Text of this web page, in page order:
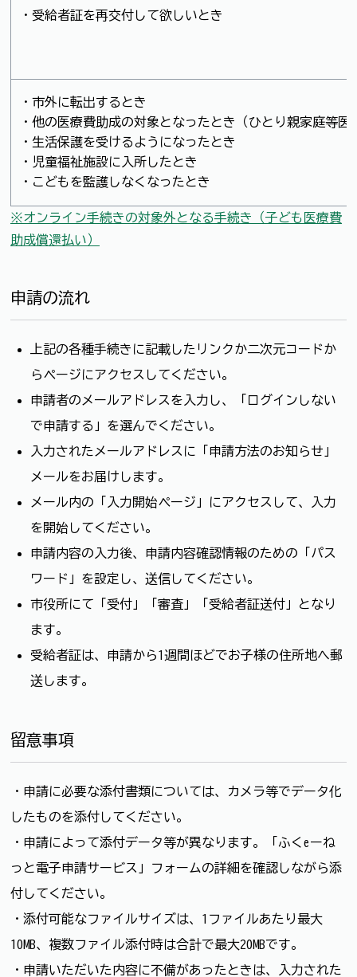
・受給者証を再交付して欲しいとき
・市外に転出するとき
・他の医療費助成の対象となったとき（ひとり親家庭等医
・生活保護を受けるようになったとき
・児童福祉施設に入所したとき
・こどもを監護しなくなったとき
※オンライン手続きの対象外となる手続き（子ども医療費
助成償還払い）
申請の流れ
上記の各種手続きに記載したリンクか二次元コードか
らページにアクセスしてください。
申請者のメールアドレスを入力し、「ログインしない
で申請する」を選んでください。
入力されたメールアドレスに「申請方法のお知らせ」
メールをお届けします。
メール内の「入力開始ページ」にアクセスして、入力
を開始してください。
申請内容の入力後、申請内容確認情報のための「パス
ワード」を設定し、送信してください。
市役所にて「受付」→「審査」→「受給者証送付」となり
ます。
受給者証は、申請から1週間ほどでお子様の住所地へ郵
送します。
留意事項
・申請に必要な添付書類については、カメラ等でデータ化
したものを添付してください。
・申請によって添付データ等が異なります。「ふくeーね
っと電子申請サービス」フォームの詳細を確認しながら添
付してください。
・添付可能なファイルサイズは、1ファイルあたり最大
10MB、複数ファイル添付時は合計で最大20MBです。
・申請いただいた内容に不備があったときは、入力された